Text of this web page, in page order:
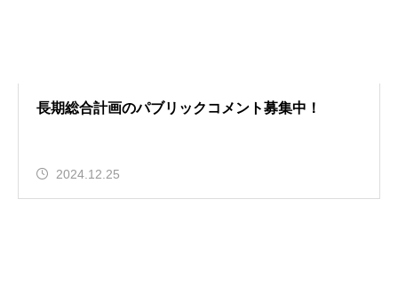
長期総合計画のパブリックコメント募集中！
2024.12.25